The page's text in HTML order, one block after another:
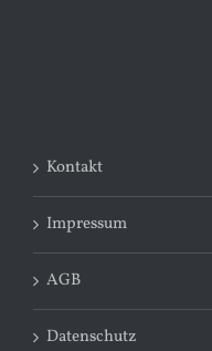
Kontakt
Impressum
AGB
Datenschutz